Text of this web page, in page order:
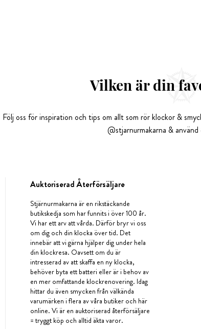
Vilken är din
Följ oss för inspiration och tips om allt som rör klockor &
@stjarnurmakarna &
Auktoriserad Återförsäljare
Stjärnurmakarna är en rikstäckande
butikskedja som har funnits i över 100 år.
Vi har ett arv att vårda. Därför bryr vi oss
om dig och din klocka över tid. Det
innebär att vi gärna hjälper dig under hela
din klockresa. Oavsett om du är
intresserad av att skaffa en ny klocka,
behöver byta ett batteri eller är i behov av
en mer omfattande klockrenovering. Idag
hittar du även smycken från välkända
varumärken i flera av våra butiker och här
online. Vi är en auktoriserad återförsäljare
= tryggt köp och alltid äkta varor.